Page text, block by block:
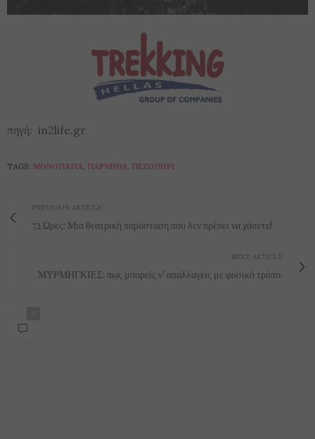
πηγή: in2life.gr
TAGS: ΜΟΝΟΠΆΤΙΑ ΠΆΡΝΗΘΑ ΠΕΖΟΠΟΡΊ
PREVIOUS ARTICLE
72 Ώρες: Μια θεατρική παράσταση που δεν πρέπει να χάσετε!
NEXT ARTICLE
ΜΥΡΜΗΓΚΙΕΣ: πως μπορείς ν' απαλλαγείς με φυσικό τρόπο.